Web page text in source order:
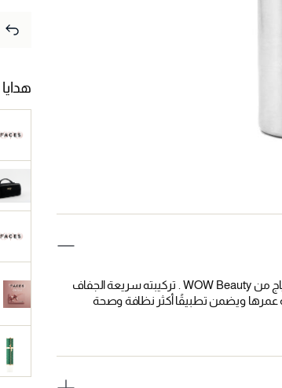
حافظي على فرش المكياج نظيفة ومنتعشة وتعمل بأفضل أداء مع منظف فرش المكياج من WOW Beauty . تركيبته سريعة الجفاف
عمرها ويضمن تطبيقًا أكثر نظافة وصحة